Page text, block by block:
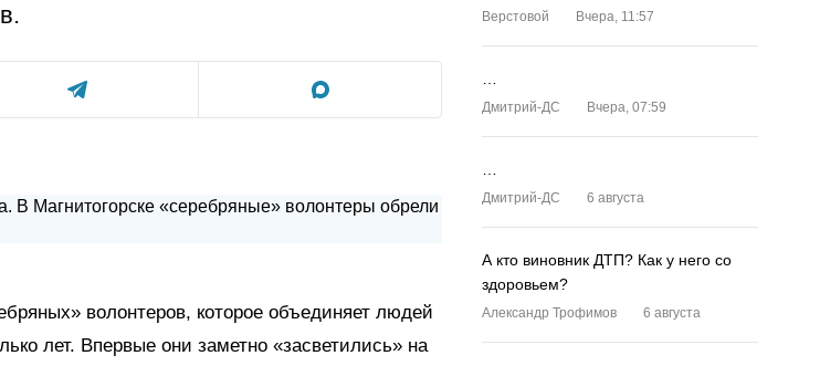
волонтеров, которое объединяет людей
лет. Впервые они заметно «засветились» на
Верстовой Вчера, 11:57
Дмитрий-ДС Вчера, 07:59
Дмитрий-ДС 6 августа
А кто виновник ДТП? Как у него со
здоровьем?
Александр Трофимов 6 августа